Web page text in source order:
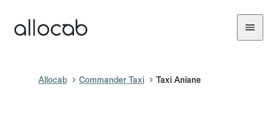
Allocab Commander Taxi Taxi Aniane